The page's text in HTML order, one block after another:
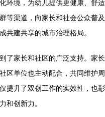
环境，为幼儿提供更健康、舒适
等渠道，向家长和社会公众普及
共建共享的城市治理格局。
了家长和社区的广泛支持。家长
区单位也主动配合，共同维护周
提升了双创工作的实效性，也彰
和创新力。